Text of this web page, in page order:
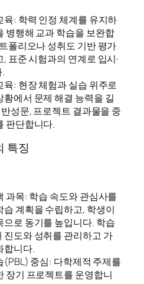
육: 학력 인정 체계를 유지하
병행해 교과 학습을 보완합
폴리오나 성취도 기반 평가
표준 시험과의 연계로 입시·
: 현장 체험과 실습 위주로
에서 문제 해결 능력을 길
성문, 프로젝트 결과물을 중
판단합니다.
특징
과목: 학습 속도와 관심사를
계획을 수립하고, 학생이
으로 동기를 높입니다. 학습
진도와 성취를 관리하고 가
합니다.
(PBL) 중심: 다학제적 주제를
장기 프로젝트를 운영합니